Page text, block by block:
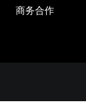
商务合作